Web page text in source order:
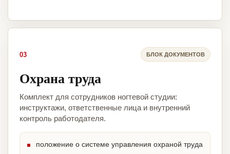
03 БЛОК ДОКУМЕНТОВ
Охрана труда
Комплект для сотрудников ногтевой студии:
инструктажи, ответственные лица и внутренний
контроль работодателя.
положение о системе управления охраной труда